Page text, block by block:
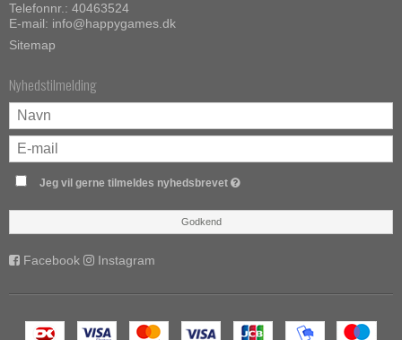
Telefonnr.: 40463524
E-mail: info@happygames.dk
Sitemap
Nyhedstilmelding
Jeg vil gerne tilmeldes nyhedsbrevet
Godkend
Facebook Instagram